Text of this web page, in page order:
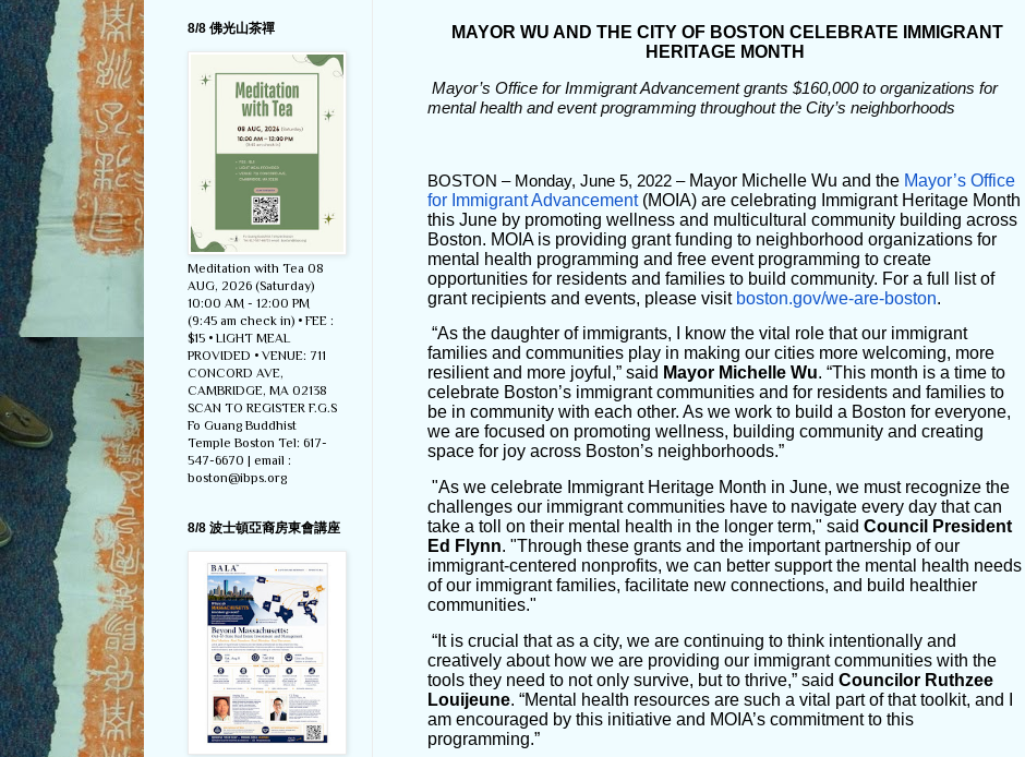
MAYOR WU AND THE CITY OF BOSTON CELEBRATE IMMIGRANT
HERITAGE MONTH
Mayor’s Office for Immigrant Advancement grants $160,000 to organizations for
mental health and event programming throughout the City’s neighborhoods
BOSTON – Monday, June 5, 2022 – Mayor Michelle Wu and the Mayor’s Office
for Immigrant Advancement(MOIA) are celebrating Immigrant Heritage Month
this June by promoting wellness and multicultural community building across
Boston. MOIA is providing grant funding to neighborhood organizations for
mental health programming and free event programming to create
opportunities for residents and families to build community. For a full list of
grant recipients and events, please visit boston.gov/we-are-boston.
“As the daughter of immigrants, I know the vital role that our immigrant
families and communities play in making our cities more welcoming, more
resilient and more joyful,” said Mayor Michelle Wu. “This month is a time to
celebrate Boston’s immigrant communities and for residents and families to
be in community with each other. As we work to build a Boston for everyone,
we are focused on promoting wellness, building community and creating
space for joy across Boston’s neighborhoods.”
"As we celebrate Immigrant Heritage Month in June, we must recognize the
challenges our immigrant communities have to navigate every day that can
take a toll on their mental health in the longer term," said Council President
Ed Flynn. "Through these grants and the important partnership of our
immigrant-centered nonprofits, we can better support the mental health needs
of our immigrant families, facilitate new connections, and build healthier
communities."
“It is crucial that as a city, we are continuing to think intentionally and
creatively about how we are providing our immigrant communities with the
tools they need to not only survive, but to thrive,” said Councilor Ruthzee
Louijeune. “Mental health resources are such a vital part of that toolkit, and I
am encouraged by this initiative and MOIA’s commitment to this
programming.”
8/8 佛光山茶禪
Meditation with Tea 08
AUG, 2026 (Saturday)
10:00 AM - 12:00 PM
(9:45 am check in) • FEE :
$15 • LIGHT MEAL
PROVIDED • VENUE: 711
CONCORD AVE,
CAMBRIDGE, MA 02138
SCAN TO REGISTER F.G.S
Fo Guang Buddhist
Temple Boston Tel: 617-
547-6670 | email :
boston@ibps.org
8/8 波士頓亞裔房東會講座